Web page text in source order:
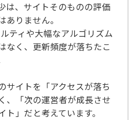
は、サイトそのものの評価
ありません。
ティや大幅なアルゴリズム
なく、更新頻度が落ちたこ
サイトを「アクセスが落ち
、「次の運営者が成長させ
ト」だと考えています。